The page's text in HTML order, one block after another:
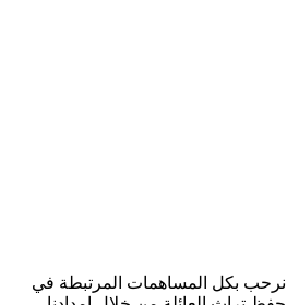
نرحب بكل المساهمات المرتبطة في